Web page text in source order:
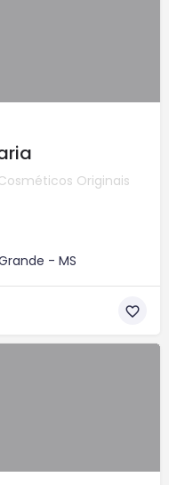
Originais
- MS